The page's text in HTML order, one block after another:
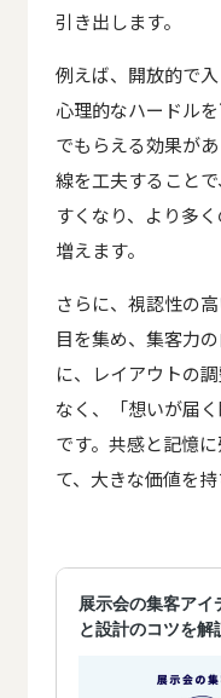
引き出します。
例えば、開放的で
心理的なハードル
でもらえる効果が
線を工夫すること
すくなり、より多
増えます。
さらに、視認性の
目を集め、集客力
に、レイアウトの
なく、「想いが届
です。共感と記憶
て、大きな価値を持